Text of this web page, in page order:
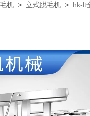
机 > 立式脱毛机 > hk-lt